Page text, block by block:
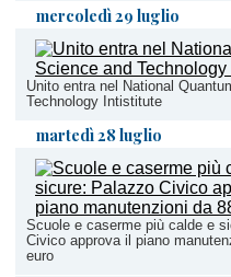
mercoledì 29 luglio
Unito entra nel National
Technology Intistitute
martedì 28 luglio
Scuole e caserme più calde e
Civico approva il piano
euro